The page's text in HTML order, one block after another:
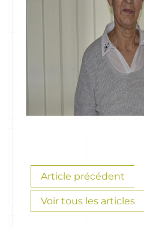
Article précédent
Voir tous les articles